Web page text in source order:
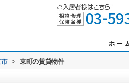
市 > 東町の賃貸物件